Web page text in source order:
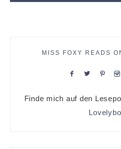
MISS FOXY READS
Finde mich auf den